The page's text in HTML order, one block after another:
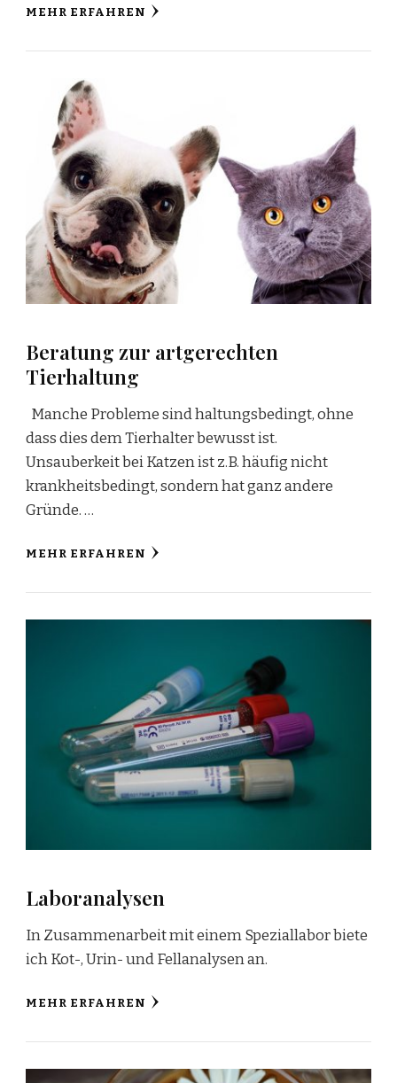
MEHR ERFAHREN
Beratung zur artgerechten
Tierhaltung
Manche Probleme sind haltungsbedingt, ohne
dass dies dem Tierhalter bewusst ist.
Unsauberkeit bei Katzen ist z.B. häufig nicht
krankheitsbedingt, sondern hat ganz andere
Gründe. …
MEHR ERFAHREN
Laboranalysen
In Zusammenarbeit mit einem Speziallabor biete
ich Kot-, Urin- und Fellanalysen an.
MEHR ERFAHREN